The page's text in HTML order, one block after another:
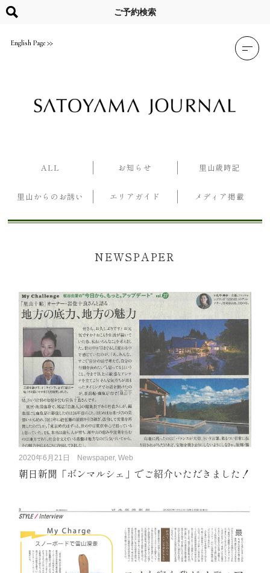
content
English Page
ご予約検索
ALL お知らせ 里山歳時記
里山からのお誘い エリアガイド メディア掲載
NEWSPAPER
2020年6月21日 Newspaper, Web
朝日新聞「ボンマルシェ」でご紹介いただきました！